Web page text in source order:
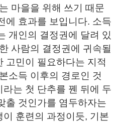
마을을 위해 쓰기 때문
에 효과를 보입니다. 소득
개인의 결정권에 달려 있
사람의 결정권에 귀속될
고민이 필요하다는 지적
소득 이후의 경로인 것
는 첫 단추를 꿴 뒤에 두
출 것인가를 염두하자는
훈련의 과정이듯, 기본